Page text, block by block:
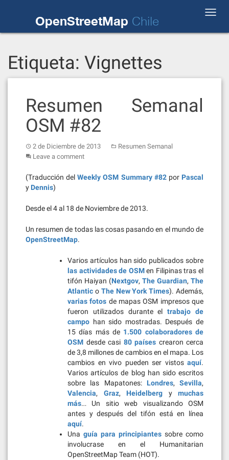
OpenStreetMap Chile
Etiqueta: Vignettes
Resumen Semanal
OSM #82
2 de Diciembre de 2013
Resumen Semanal
Leave a comment
(Traducción delWeekly OSM Summary #82por Pascal
y Dennis)
Desde el 4 al 18 de Noviembre de 2013.
Un resumen de todas las cosas pasando en el mundo de
OpenStreetMap.
Varios artículos han sido publicados sobre
las actividades de OSMen Filipinas tras el
tifón Haiyan (Nextgov, The Guardian, The
Atlantic o The New York Times). Además,
varias fotos de mapas OSM impresos que
fueron utilizados durante eltrabajo de
campo han sido mostradas. Después de
15 días más de 1.500 colaboradores de
OSM desde casi 80 países crearon cerca
de 3,8 millones de cambios en el mapa. Los
cambios en vivo pueden ser vistos aquí.
Varios artículos de blog han sido escritos
sobre las Mapatones: Londres, Sevilla,
Valencia, Graz, Heidelberg y muchas
más… Un sitio web visualizando OSM
antes y después del tifón está en línea
aquí.
Una guía para principiantes sobre como
involucrase en el Humanitarian
OpenStreetMap Team (HOT).